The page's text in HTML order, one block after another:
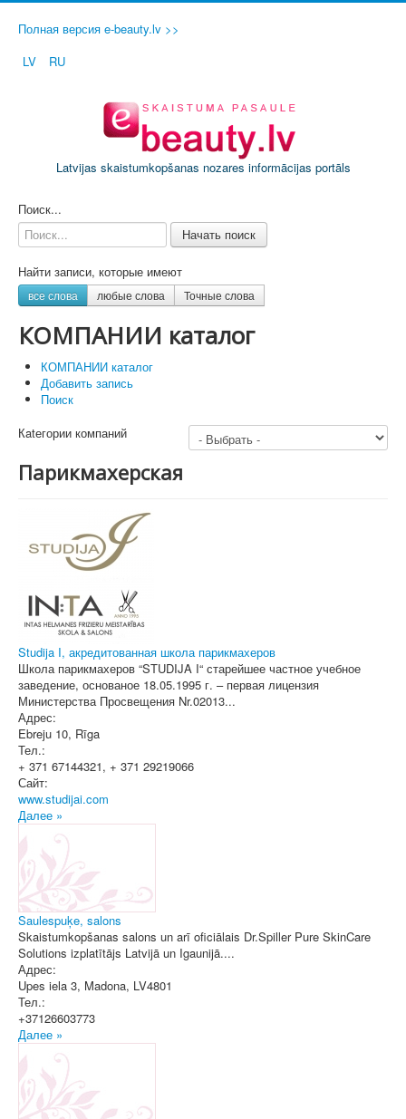
Полная версия e-beauty.lv >>
LV
RU
Latvijas skaistumkopšanas nozares informācijas portāls
Поиск...
Начать поиск
Найти записи, которые имеют
все слова любые слова Точные слова
КОМПАНИИ каталог
КОМПАНИИ каталог
Добавить запись
Поиск
Кatегории компаний
Парикмахерская
Studija I, акредитованная школа парикмахеров
Школа парикмахеров “STUDIJA I“ старейшее частное учебное
заведение, основаное 18.05.1995 г. – первая лицензия
Министерства Просвещения Nr.02013...
Адрес:
Ebreju 10, Rīga
Тел.:
+ 371 67144321, + 371 29219066
Сайт:
www.studijai.com
Далее »
Saulespuķe, salons
Skaistumkopšanas salons un arī oficiālais Dr.Spiller Pure SkinCare
Solutions izplatītājs Latvijā un Igaunijā....
Адрес:
Upes iela 3, Madona, LV4801
Тел.:
+37126603773
Далее »